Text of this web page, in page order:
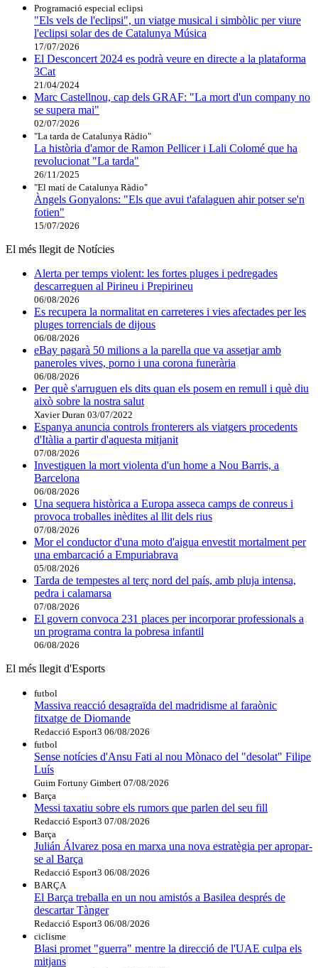
Programació especial eclipsi
"Els vels de l'eclipsi", un viatge musical i simbòlic per viure
l'eclipsi solar des de Catalunya Música
17/07/2026
El Desconcert 2024 es podrà veure en directe a la plataforma
3Cat
21/04/2024
Marc Castellnou, cap dels GRAF: "La mort d'un company no
se supera mai"
02/07/2026
"La tarda de Catalunya Ràdio"
La història d'amor de Ramon Pellicer i Lali Colomé que ha
revolucionat "La tarda"
26/11/2025
"El matí de Catalunya Ràdio"
Àngels Gonyalons: "Els que avui t'afalaguen ahir potser se'n
fotien"
15/07/2026
El més llegit de Notícies
Alerta per temps violent: les fortes pluges i pedregades
descarreguen al Pirineu i Prepirineu
06/08/2026
Es recupera la normalitat en carreteres i vies afectades per les
pluges torrencials de dijous
06/08/2026
eBay pagarà 50 milions a la parella que va assetjar amb
paneroles vives, porno i una corona funerària
06/08/2026
Per què s'arruguen els dits quan els posem en remull i què diu
això sobre la nostra salut
Xavier Duran 03/07/2022
Espanya anuncia controls fronterers als viatgers procedents
d'Itàlia a partir d'aquesta mitjanit
07/08/2026
Investiguen la mort violenta d'un home a Nou Barris, a
Barcelona
06/08/2026
Una sequera històrica a Europa asseca camps de conreus i
provoca troballes inèdites al llit dels rius
07/08/2026
Mor el conductor d'una moto d'aigua envestit mortalment per
una embarcació a Empuriabrava
05/08/2026
Tarda de tempestes al terç nord del país, amb pluja intensa,
pedra i calamarsa
07/08/2026
El govern convoca 231 places per incorporar professionals a
un programa contra la pobresa infantil
06/08/2026
El més llegit d'Esports
futbol
Massiva reacció desagraïda del madridisme al faraònic
fitxatge de Diomande
Redacció Esport3 06/08/2026
futbol
Sense notícies d'Ansu Fati al nou Mònaco del "desolat" Filipe
Luís
Guim Fortuny Gimbert 07/08/2026
Barça
Messi taxatiu sobre els rumors que parlen del seu fill
Redacció Esport3 07/08/2026
Barça
Julián Álvarez posa en marxa una nova estratègia per apropar-
se al Barça
Redacció Esport3 06/08/2026
BARÇA
El Barça treballa en un nou amistós a Basilea després de
descartar Tànger
Redacció Esport3 06/08/2026
ciclisme
Blasi promet "guerra" mentre la direcció de l'UAE culpa els
mitjans